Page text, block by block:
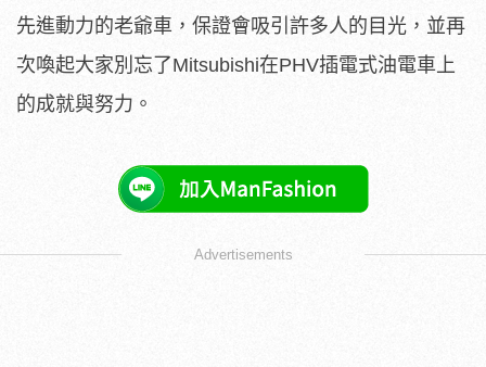
先進動力的老爺車，保證會吸引許多人的目光，並再
次喚起大家別忘了Mitsubishi在PHV插電式油電車上
的成就與努力。
Advertisements